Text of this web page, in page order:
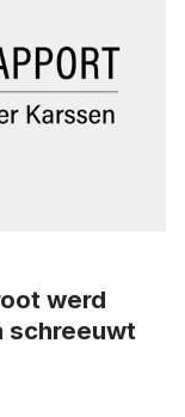
werd
schreeuwt